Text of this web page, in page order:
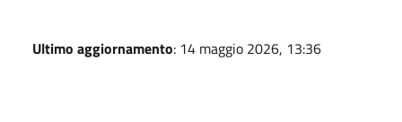
Ultimo aggiornamento: 14 maggio 2026, 13:36